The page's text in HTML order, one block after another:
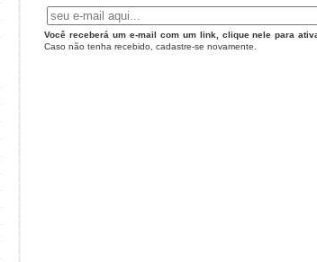
Você receberá um e-mail com um link, clique nele para
Caso não tenha recebido, cadastre-se novamente.